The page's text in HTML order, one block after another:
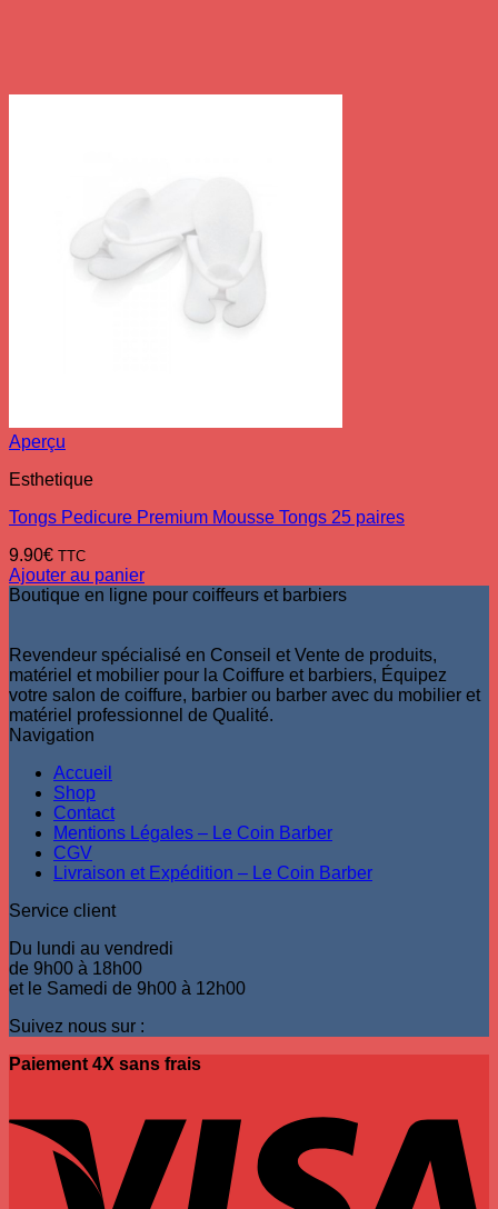
Aperçu
Esthetique
Tongs Pedicure Premium Mousse Tongs 25 paires
9.90€ TTC
Ajouter au panier
Boutique en ligne pour coiffeurs et barbiers
Revendeur spécialisé en Conseil et Vente de produits,
matériel et mobilier pour la Coiffure et barbiers, Équipez
votre salon de coiffure, barbier ou barber avec du mobilier et
matériel professionnel de Qualité.
Navigation
Accueil
Shop
Contact
Mentions Légales – Le Coin Barber
CGV
Livraison et Expédition – Le Coin Barber
Service client
Du lundi au vendredi
de 9h00 à 18h00
et le Samedi de 9h00 à 12h00
Suivez nous sur :
Paiement 4X sans frais